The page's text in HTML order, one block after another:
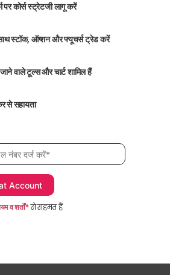
पर कोर्स स्ट्रेटजी लागू करें
स्टॉक, ऑप्शन और फ्यूचर्स ट्रेड करें
वाले टूल्स और चार्ट शामिल हैं
से सहायता
नंबर आवश्यक है
व शर्तों*से सहमत हैं